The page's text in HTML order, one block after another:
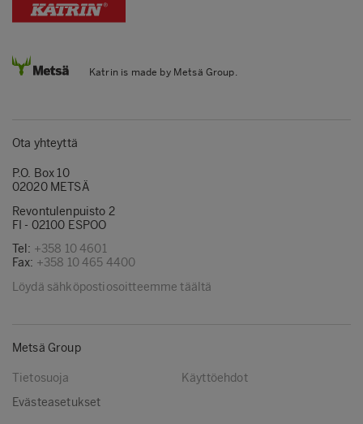
Katrin is made by Metsä Group.
Ota yhteyttä
P.O. Box 10
02020 METSÄ
Revontulenpuisto 2
FI - 02100 ESPOO
Tel: +358 10 4601
Fax: +358 10 465 4400
Löydä sähköpostiosoitteemme täältä
Metsä Group
Tietosuoja
Käyttöehdot
Evästeasetukset